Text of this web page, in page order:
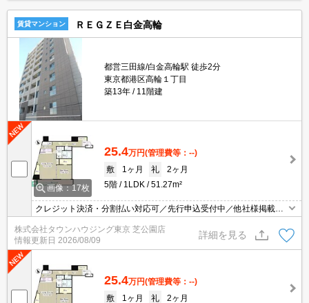
賃貸マンション ＲＥＧＺＥ白金高輪
都営三田線/白金高輪駅 徒歩2分
東京都港区高輪１丁目
築13年
11階建
画像：17枚
25.4万円(管理費等：--)
敷
1ヶ月 礼
2ヶ月
5階
1LDK 51.27m²
クレジット決済・分割払い対応可／先行申込受付中／他社様掲載物
件もまとめてご案内可能／専任物件多数あり
株式会社タウンハウジング東京 芝公園店
情報更新日 2026/08/09
詳細を見る
25.4万円(管理費等：--)
敷
1ヶ月 礼
2ヶ月